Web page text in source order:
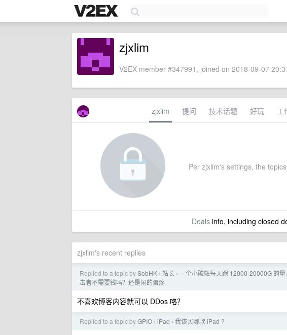
zjxlim
V2EX member #347991, joined on 2018-09-07
zjxlim 提问 技术话题 好玩 工
Per zjxlim's settings, the
Dealsinfo, including closed
zjxlim's recent replies
Replied to a topic bySobHK › 站长 › 一个小破站每天跑 12000-20000G 的
击者不需要钱吗？还是闲的蛋疼
不喜欢博客内容就可以 DDos 咯？
Replied to a topic byGPIO › iPad › 我该买哪款 iPad ?